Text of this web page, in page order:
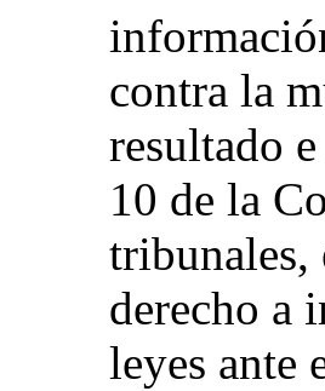
contra la
resultado
10 de la
derecho a
leyes ante